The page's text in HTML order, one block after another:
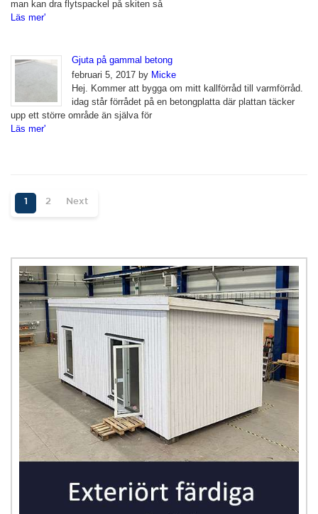
man kan dra flytspackel på skiten så
Läs mer'
Gjuta på gammal betong
februari 5, 2017 by Micke
Hej. Kommer att bygga om mitt kallförråd till varmförråd.
idag står förrådet på en betongplatta där plattan täcker
upp ett större område än själva för
Läs mer'
1 2 Next